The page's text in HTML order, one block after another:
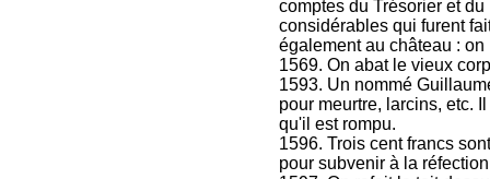
comptes du Trésorier et
considérables qui furent
également au château :
1569. On abat le vieux
1593. Un nommé
pour meurtre, larcins, etc.
qu'il est rompu.
1596. Trois cent francs
pour subvenir à la